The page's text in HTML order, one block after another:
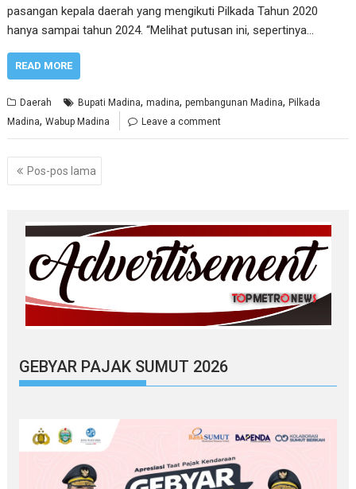
pasangan kepala daerah yang mengikuti Pilkada Tahun 2020
hanya sampai tahun 2024. “Melihat putusan ini, sepertinya…
READ MORE
Daerah Bupati Madina,madina,pembangunan Madina,Pilkada
Madina,Wabup Madina Leave a comment
Navigasi
pos
Pos-pos lama
GEBYAR PAJAK SUMUT 2026